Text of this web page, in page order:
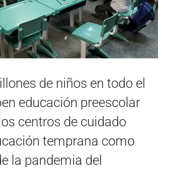
de niños en todo el
educación preescolar
centros de cuidado
temprana como
la pandemia del